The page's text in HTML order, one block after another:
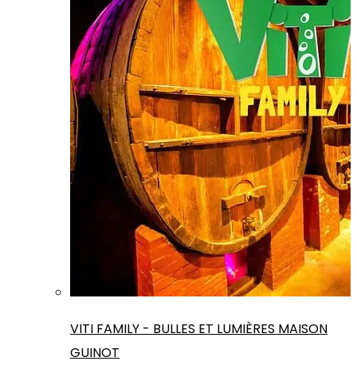
VITI FAMILY - BULLES ET LUMIÈRES MAISON
GUINOT